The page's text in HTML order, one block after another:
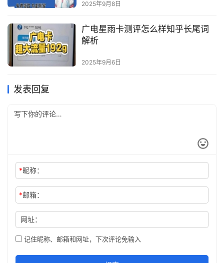
2025年9月8日
广电星雨卡测评怎么样知乎长尾词
解析
2025年9月6日
发表回复
*昵称：
*邮箱：
网址：
记住昵称、邮箱和网址，下次评论免输入